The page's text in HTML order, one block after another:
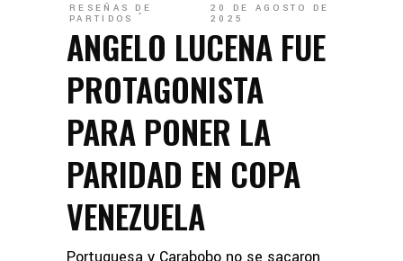
RESEÑAS DE
PARTIDOS
20 DE AGOSTO DE
2025
ANGELO LUCENA FUE
PROTAGONISTA
PARA PONER LA
PARIDAD EN COPA
VENEZUELA
Portuguesa y Carabobo no se sacaron